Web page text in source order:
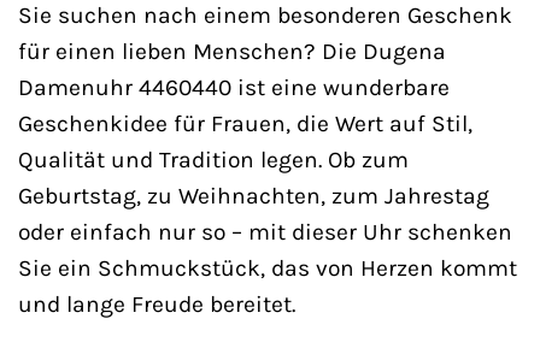
Sie suchen nach einem besonderen Geschenk
für einen lieben Menschen? Die Dugena
Damenuhr 4460440 ist eine wunderbare
Geschenkidee für Frauen, die Wert auf Stil,
Qualität und Tradition legen. Ob zum
Geburtstag, zu Weihnachten, zum Jahrestag
oder einfach nur so – mit dieser Uhr schenken
Sie ein Schmuckstück, das von Herzen kommt
und lange Freude bereitet.